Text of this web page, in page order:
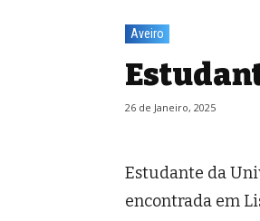
Aveiro
26 de Janeiro, 2025
Estudante da
encontrada em